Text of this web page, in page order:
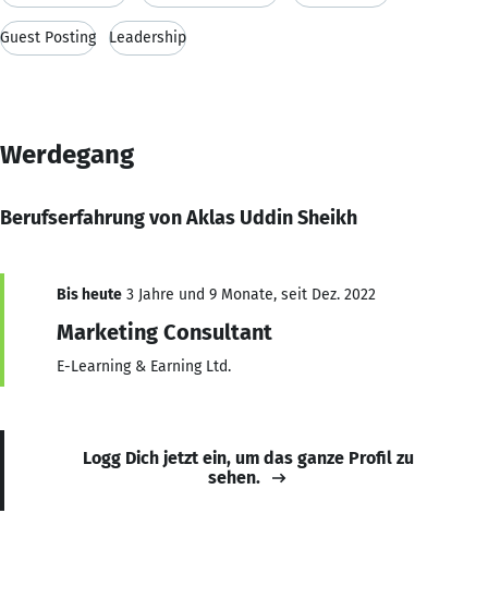
Guest Posting Leadership
Werdegang
Berufserfahrung von Aklas Uddin Sheikh
Bis heute 3 Jahre und 9 Monate, seit Dez. 2022
Marketing Consultant
E-Learning & Earning Ltd.
Logg Dich jetzt ein, um das ganze Profil zu
sehen.